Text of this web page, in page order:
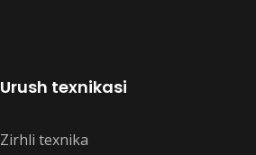
Urush texnikasi
Zirhli texnika